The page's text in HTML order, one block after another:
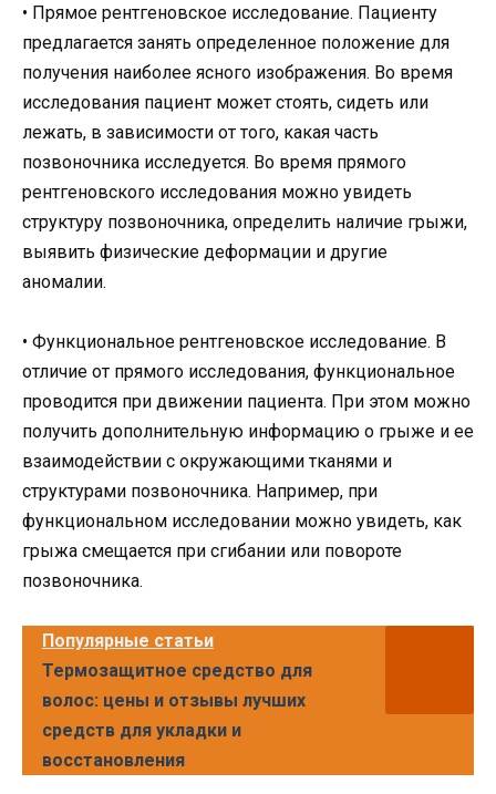
• Прямое рентгеновское исследование. Пациенту
предлагается занять определенное положение для
получения наиболее ясного изображения. Во время
исследования пациент может стоять, сидеть или
лежать, в зависимости от того, какая часть
позвоночника исследуется. Во время прямого
рентгеновского исследования можно увидеть
структуру позвоночника, определить наличие грыжи,
выявить физические деформации и другие
аномалии.
• Функциональное рентгеновское исследование. В
отличие от прямого исследования, функциональное
проводится при движении пациента. При этом можно
получить дополнительную информацию о грыже и ее
взаимодействии с окружающими тканями и
структурами позвоночника. Например, при
функциональном исследовании можно увидеть, как
грыжа смещается при сгибании или повороте
позвоночника.
Популярные статьи
Термозащитное средство для
волос: цены и отзывы лучших
средств для укладки и
восстановления